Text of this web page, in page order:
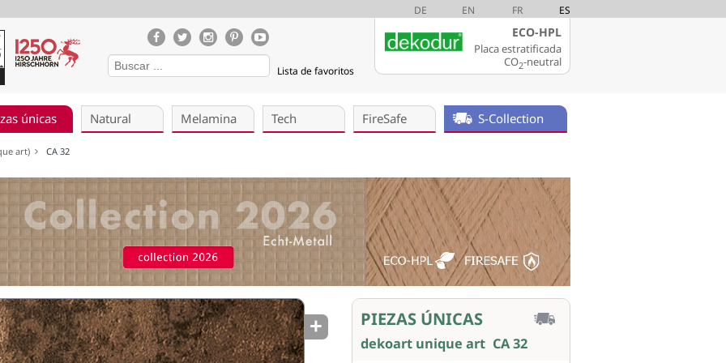
DE EN FR ES
Lista de favoritos
ECO-HPL
Placa estratificada
CO2-neutral
únicas Natural Melamina Tech FireSafe S-Collection
art) CA 32
PIEZAS ÚNICAS
dekoart unique art CA 32